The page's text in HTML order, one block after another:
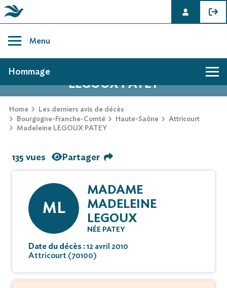
content
Menu
AVIS DE DÉCÈS DE MADELEINE
LEGOUX PATEY
Home
Les derniers avis de décès
Bourgogne-Franche-Comté
Haute-Saône
Attricourt
Madeleine LEGOUX PATEY
Hommage
135 vues Partager
ML
MADAME
MADELEINE
LEGOUX
NÉE PATEY
Date du décès :12 avril 2010
Attricourt (70100)